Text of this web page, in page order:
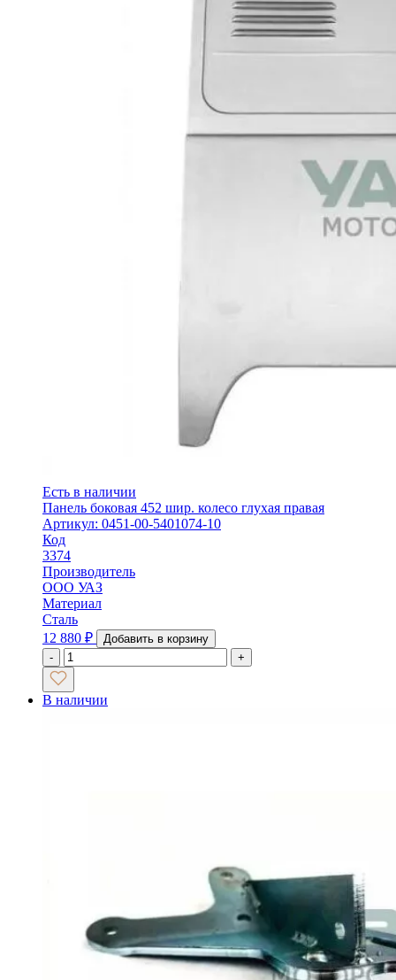
Есть в наличии
Панель боковая 452 шир. колесо глухая правая
Артикул: 0451-00-5401074-10
Код
3374
Производитель
ООО УАЗ
Материал
Сталь
12 880 ₽
Добавить в корзину
-
+
В наличии